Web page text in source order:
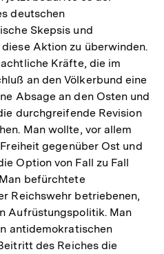
deutschen
Skepsis und
Aktion zu überwinden.
Kräfte, die im
an den Völkerbund eine
Absage an den Osten und
durchgreifende Revision
Man wollte, vor allem
gegenüber Ost und
Option von Fall zu Fall
befürchtete
Reichswehr betriebenen,
Aufrüstungspolitik. Man
antidemokratischen
des Reiches die